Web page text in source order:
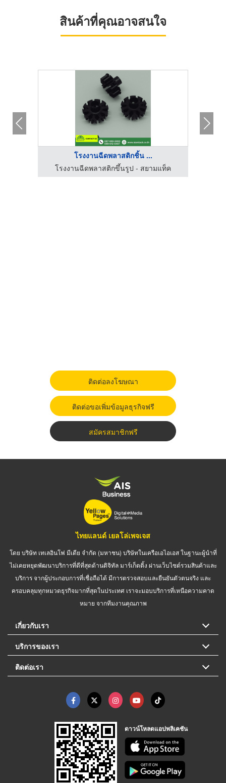
สินค้าที่คุณอาจสนใจ
โรงงานฉีดพลาสติกชิ้น ...
โรงงานฉีดพลาสติกขึ้นรูป - สยามแท็ค
ติดต่อลงโฆษณา
ติดต่อขอเพิ่มข้อมูลธุรกิจฟรี
สมัครสมาชิกฟรี
ไทยแลนด์ เยลโล่เพจเจส
โดย บริษัท เทเลอินโฟ มีเดีย จำกัด (มหาชน) บริษัทในเครือเอไอเอส ในฐานะผู้นำที่
ไม่เคยหยุดพัฒนาบริการที่ดีที่สุดด้านดิจิทัล มาร์เก็ตติ้ง ผ่านเว็บไซต์รวมสินค้าและ
บริการ จากผู้ประกอบการที่เชื่อถือได้ มีการตรวจสอบและยืนยันตัวตนจริง และ
ครอบคลุมทุกหมวดธุรกิจมากที่สุดในประเทศ เราจะมอบบริการที่เหนือความคาด
หมาย จากทีมงานคุณภาพ
เกี่ยวกับเรา
บริการของเรา
ติดต่อเรา
ดาวน์โหลดแอปพลิเคชัน